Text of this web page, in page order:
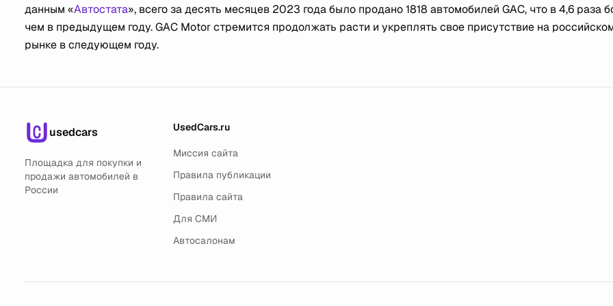
данным «Автостата», всего за десять месяцев 2023 года было продано 1818 автомобилей GAC, что в 4,6 раза
чем в предыдущем году. GAC Motor стремится продолжать расти и укреплять свое присутствие на
рынке в следующем году.
usedcars
Площадка для покупки и
продажи автомобилей в
России
UsedCars.ru
Миссия сайта
Правила публикации
Правила сайта
Для СМИ
Автосалонам